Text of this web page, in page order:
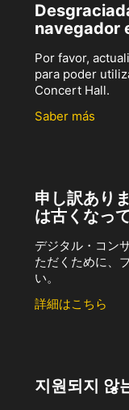
navegador
Por favor,
para poder
Concert Hall.
Saber más
申し訳あり
は古くなっ
デジタル・コン
ただくために、
い。
詳細はこちら
지원되지 않